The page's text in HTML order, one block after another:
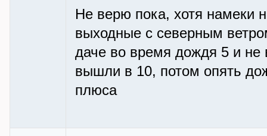
Не верю пока, хотя намеки
выходные с северным
даче во время дождя 5 и не
вышли в 10, потом опять
плюса